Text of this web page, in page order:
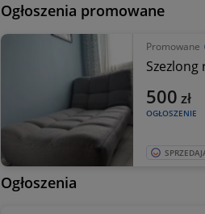
Ogłoszenia promowane
Promowane
Szezlong
OGŁOSZENIE
500 zł
Ogłoszenia